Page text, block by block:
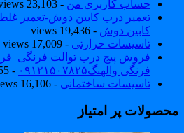
حساب کاربری من- 23,103 views
تعمیر درب کابین دوش-تعمیر
کابین دوش- 19,436 views
تاسیسات حرارتی- 17,009 views
فروش پیچ درب توالت
فرنگی والهنگ۰۹۱۲۱۵۰۷۸۲۵
- 16,755 views
تاسیسات ساختمانی- 16,106 views
پر امتیاز